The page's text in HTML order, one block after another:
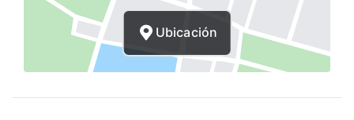
Asistencia turística
Sala con acceso para sillas de ruedas
Ubicación